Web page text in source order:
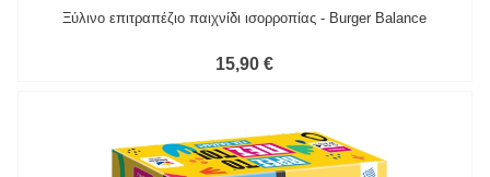
Ξύλινο επιτραπέζιο παιχνίδι ισορροπίας - Burger Balance
15,90 €